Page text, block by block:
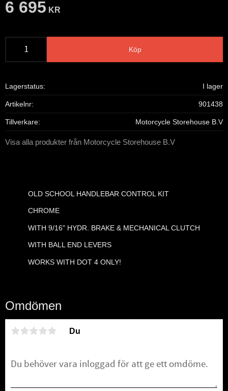
6 695 KR
Köp
Lagerstatus I lager
Artikelnr 901438
Tillverkare Motorcycle Storehouse B.V
Visa alla produkter från Motorcycle Storehouse B.V
OLD SCHOOL HANDLEBAR CONTROL KIT
CHROME
WITH 9/16" HYDR. BRAKE & MECHANICAL CLUTCH
WITH BALL END LEVERS
WORKS WITH DOT 4 ONLY!
Omdömen
Du